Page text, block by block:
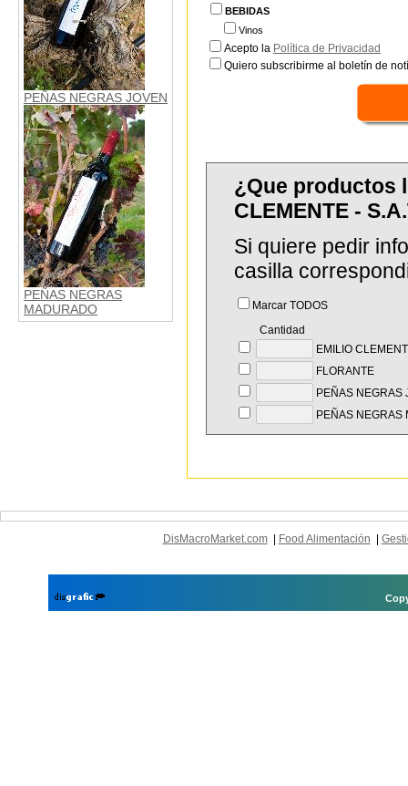
PEÑAS NEGRAS JOVEN
PEÑAS NEGRAS
MADURADO
BEBIDAS
Vinos
Acepto la Política de Privacidad
Quiero subscribirme al boletín de
¿Que productos
CLEMENTE -
Si quiere pedir
casilla
Marcar TODOS
Cantidad
EMILIO
FLORANTE
PEÑAS NEGRAS
PEÑAS NEGRAS
DisMacroMarket.com| Food Alimentación